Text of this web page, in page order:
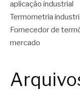
aplicação industrial
Termometria
Fornecedor de
mercado